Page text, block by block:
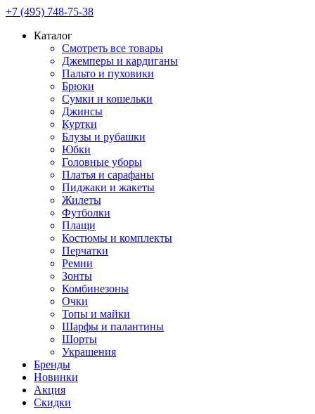
+7 (495) 748-75-38
Каталог
Смотреть все товары
Джемперы и кардиганы
Пальто и пуховики
Брюки
Сумки и кошельки
Джинсы
Куртки
Блузы и рубашки
Юбки
Головные уборы
Платья и сарафаны
Пиджаки и жакеты
Жилеты
Футболки
Плащи
Костюмы и комплекты
Перчатки
Ремни
Зонты
Комбинезоны
Очки
Топы и майки
Шарфы и палантины
Шорты
Украшения
Бренды
Новинки
Акция
Скидки